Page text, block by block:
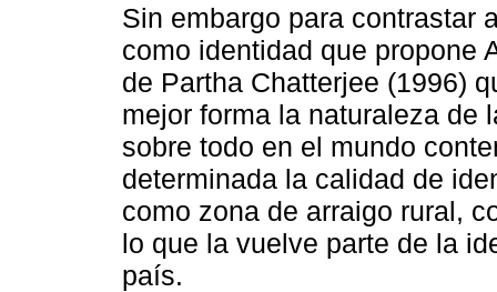
Sin embargo para contrastar
como identidad que propone
de Partha Chatterjee (1996)
mejor forma la naturaleza de
sobre todo en el mundo
determinada la calidad de
como zona de arraigo rural,
lo que la vuelve parte de la
país.